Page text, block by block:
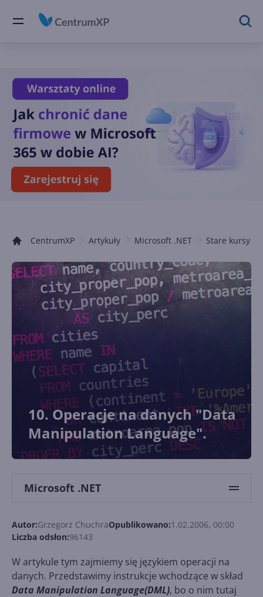
CentrumXP Artykuły Microsoft .NET Stare kursy
10. Operacje na danych "Data
Manipulation Language".
Microsoft .NET
Autor:Grzegorz ChuchraOpublikowano:1.02.2006, 00:00
Liczba odsłon:96143
W artykule tym zajmiemy się językiem operacji na
danych. Przedstawimy instrukcje wchodzące w skład
Data Manipulation Language(DML), bo o nim tutaj